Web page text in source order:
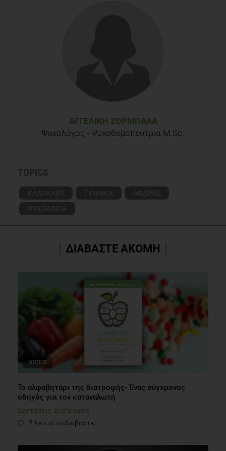
ΑΓΓΕΛΙΚΉ ΖΟΡΜΠΑΛΆ
Ψυχολόγος - Ψυχοθεραπεύτρια M.Sc.
TOPICS
ΚΑΛΟΚΑΙΡΙ ΓΥΝΑΙΚΑ
ΑΝΔΡΑΣ
ΨΥΧΟΛΟΓΙΑ
ΔΙΑΒΑΣΤΕ ΑΚΟΜΗ
VIDEO
Το αλφαβητάρι της διατροφής- Ένας σύγχρονος
οδηγός για τον καταναλωτή
Συστάσεις Διατροφής
2 λεπτά να διαβαστεί